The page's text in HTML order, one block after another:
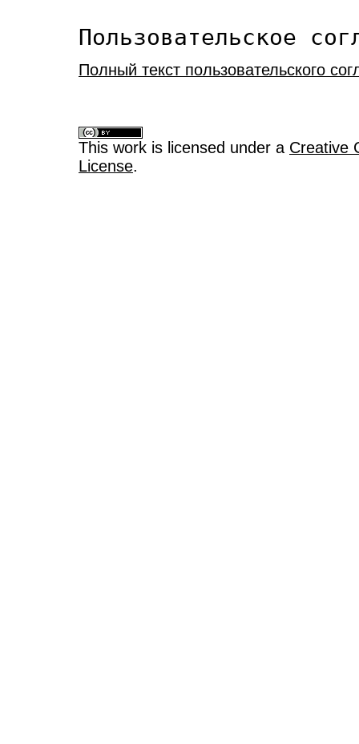
Пользовательское
Полный текст пользовательского
This work is licensed under a Creative
License.